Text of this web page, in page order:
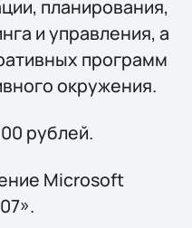
планирования,
и управления, а
программ
окружения.
рублей.
Microsoft